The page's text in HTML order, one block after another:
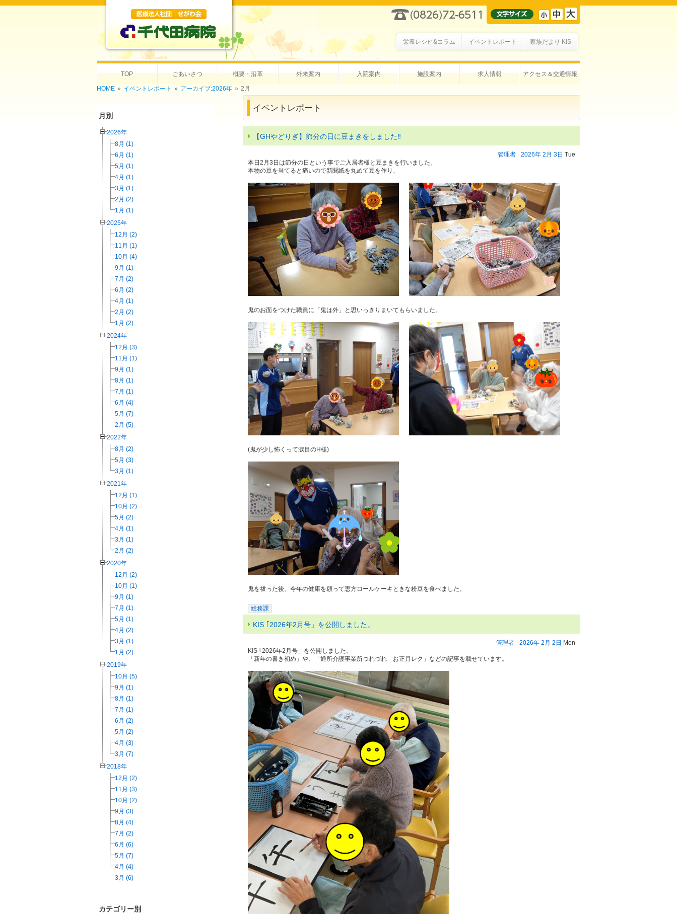
家族だより KIS
イベントレポート
栄養レシピ&コラム
TOP ごあいさつ 概要・沿革 外来案内 入院案内 施設案内 求人情報 アクセス＆交通情報
HOME » イベントレポート » アーカイブ:2026年 » 2月
月別
2026年
8月 (1)
6月 (1)
5月 (1)
4月 (1)
3月 (1)
2月 (2)
1月 (1)
2025年
12月 (2)
11月 (1)
10月 (4)
9月 (1)
7月 (2)
6月 (2)
4月 (1)
2月 (2)
1月 (2)
2024年
12月 (3)
11月 (1)
9月 (1)
8月 (1)
7月 (1)
6月 (4)
5月 (7)
2月 (5)
2022年
8月 (2)
5月 (3)
3月 (1)
2021年
12月 (1)
10月 (2)
5月 (2)
4月 (1)
3月 (1)
2月 (2)
2020年
12月 (2)
10月 (1)
9月 (1)
7月 (1)
5月 (1)
4月 (2)
3月 (1)
1月 (2)
2019年
10月 (5)
9月 (1)
8月 (1)
7月 (1)
6月 (2)
5月 (2)
4月 (3)
3月 (7)
2018年
12月 (2)
11月 (3)
10月 (2)
9月 (3)
8月 (4)
7月 (2)
6月 (6)
5月 (7)
4月 (4)
3月 (6)
カテゴリー別
イベントレポート
【GHやどりぎ】節分の日に豆まきをしました‼
2026年 2月 3日 Tue
管理者
本日2月3日は節分の日という事でご入居者様と豆まきを行いました。
本物の豆を当てると痛いので新聞紙を丸めて豆を作り、
鬼のお面をつけた職員に「鬼は外」と思いっきりまいてもらいました。
(鬼が少し怖くって涙目のH様)
鬼を祓った後、今年の健康を願って恵方ロールケーキときな粉豆を食べました。
総務課
​KIS ｢2026年2月号」を公開しました。
2026年 2月 2日 Mon
管理者
KIS ｢2026年2月号」を公開しました。
「新年の書き初め」や、「通所介護事業所つれづれ お正月レク」などの記事を載せています。